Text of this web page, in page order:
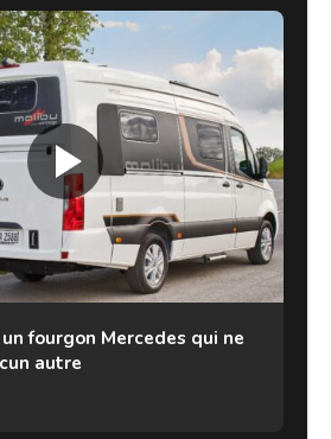
fourgon Mercedes qui ne
autre